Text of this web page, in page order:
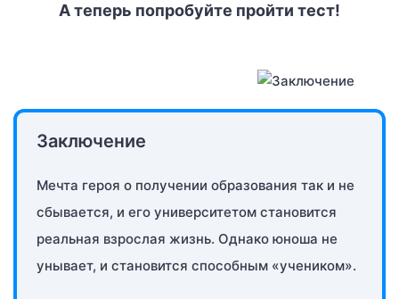
А теперь попробуйте пройти тест!
Заключение
Мечта героя о получении образования так и не
сбывается, и его университетом становится
реальная взрослая жизнь. Однако юноша не
унывает, и становится способным «учеником».